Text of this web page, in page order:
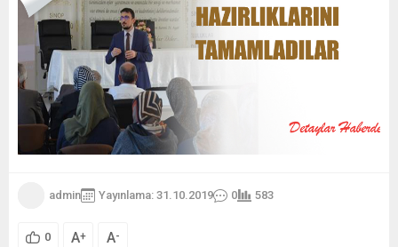
admin Yayınlama: 31.10.2019 0 583
0 A+ A-